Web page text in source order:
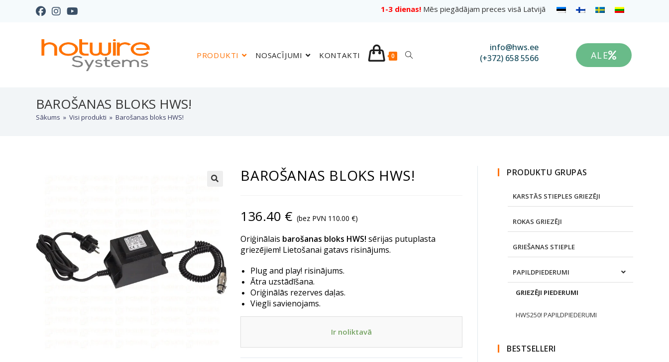
1-3 dienas! Mēs piegādājam preces visā Latvijā
PRODUKTI NOSACĪJUMI KONTAKTI 0
info@hws.ee
(+372) 658 5566
ALE
BAROŠANAS BLOKS HWS!
Sākums » Visi produkti » Barošanas bloks HWS!
BAROŠANAS BLOKS HWS!
136.40 € (bez PVN 110.00€)
Oriģinālais barošanas bloks HWS! sērijas putuplasta
griezējiem! Lietošanai gatavs risinājums.
Plug and play! risinājums.
Ātra uzstādīšana.
Oriģinālās rezerves daļas.
Viegli savienojams.
Ir noliktavā
PRODUKTU GRUPAS
KARSTĀS STIEPLES GRIEZĒJI
ROKAS GRIEZĒJI
GRIEŠANAS STIEPLE
PAPILDPIEDERUMI
GRIEZĒJI PIEDERUMI
HWS250! PAPILDPIEDERUMI
BESTSELLERI